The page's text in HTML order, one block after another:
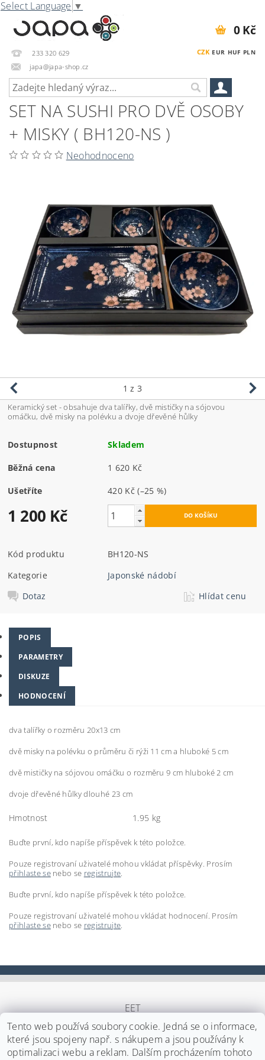
Select Language ▼
233 320 629
japa@japa-shop.cz
CZK EUR HUF PLN
0 Kč
SET NA SUSHI PRO DVĚ OSOBY
+ MISKY ( BH120-NS )
Neohodnoceno
1 z 3
Keramický set - obsahuje dva talířky, dvě mističky na sójovou
omáčku, dvě misky na polévku a dvoje dřevěné hůlky
Dostupnost Skladem
Běžná cena 1 620 Kč
Ušetříte 420 Kč(–25 %)
1 200 Kč
Kód produktu
BH120-NS
Kategorie
Japonské nádobí
Dotaz
Hlídat cenu
POPIS
PARAMETRY
DISKUZE
HODNOCENÍ
dva talířky o rozměru 20x13 cm
dvě misky na polévku o průměru či rýži 11 cm a hluboké 5 cm
dvě mističky na sójovou omáčku o rozměru 9 cm hluboké 2 cm
dvoje dřevěné hůlky dlouhé 23 cm
Hmotnost 1.95 kg
Buďte první, kdo napíše příspěvek k této položce.
Pouze registrovaní uživatelé mohou vkládat příspěvky. Prosím
přihlaste senebo se registrujte.
Buďte první, kdo napíše příspěvek k této položce.
Pouze registrovaní uživatelé mohou vkládat hodnocení. Prosím
přihlaste senebo se registrujte.
EET
2026 ©Japa Foods s.r.o. , všechna práva vyhrazenaUpravit nastavení cookies
Tento web používá soubory cookie. Jedná se o informace,
které jsou spojeny např. s nákupem a jsou používány k
optimalizaci webu a reklam. Dalším procházením tohoto